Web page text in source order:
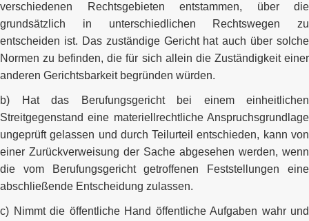
verschiedenen Rechtsgebieten entstammen, über die
grundsätzlich in unterschiedlichen Rechtswegen zu
entscheiden ist. Das zuständige Gericht hat auch über solche
Normen zu befinden, die für sich allein die Zuständigkeit einer
anderen Gerichtsbarkeit begründen würden.
b) Hat das Berufungsgericht bei einem einheitlichen
Streitgegenstand eine materiellrechtliche Anspruchsgrundlage
ungeprüft gelassen und durch Teilurteil entschieden, kann von
einer Zurückverweisung der Sache abgesehen werden, wenn
die vom Berufungsgericht getroffenen Feststellungen eine
abschließende Entscheidung zulassen.
c) Nimmt die öffentliche Hand öffentliche Aufgaben wahr und